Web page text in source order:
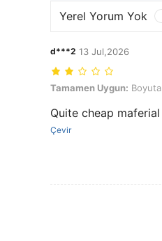
Yerel Yorum Yok
d***2 13 Jul,2026
Tamamen Uygun: Boyuta
Tamamen Uygun:
Quite cheap
Çevir